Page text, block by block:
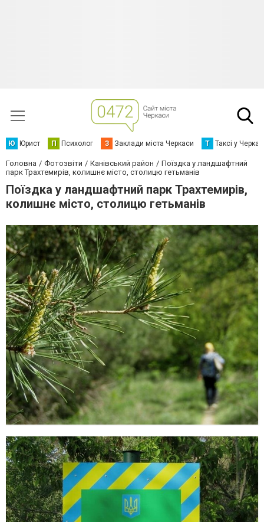
Ю Юрист П Психолог З Заклади міста Черкаси Т Таксі у
Головна Фотозвіти Канівський район
Поїздка у ландшафтний
парк Трахтемирів, колишнє місто, столицю гетьманів
Поїздка у ландшафтний парк Трахтемирів,
колишнє місто, столицю гетьманів